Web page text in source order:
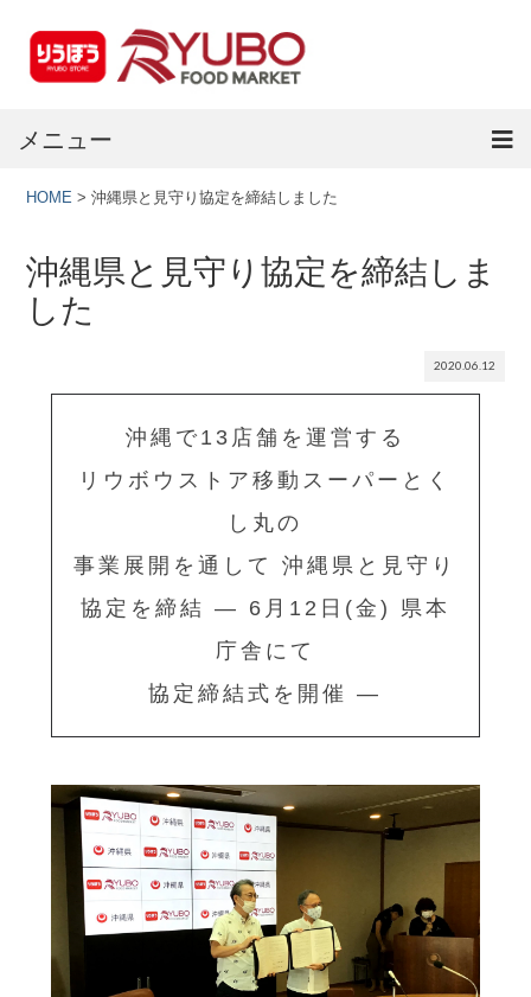
メニュー
ホーム
最新チラシ
店舗情報
会社概要
セキュリティ
HOME >沖縄県と見守り協定を締結しました
沖縄県と見守り協定を締結しま
した
2020.06.12
沖縄で13店舗を運営する
リウボウストア移動スーパーとく
し丸の
事業展開を通して沖縄県と見守り
協定を締結 ― 6月12日(金) 県本
庁舎にて
協定締結式を開催 ―